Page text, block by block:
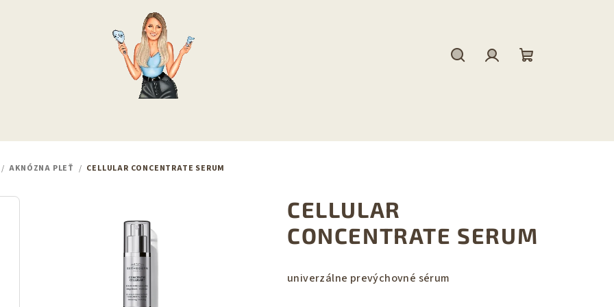
/ AKNÓZNA PLEŤ / CELLULAR CONCENTRATE SERUM
CELLULAR
CONCENTRATE SERUM
univerzálne prevýchovné sérum